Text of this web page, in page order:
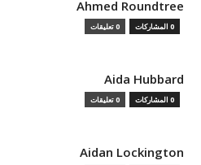
Ahmed Roundtree
0 المشاركات 0 تعليقات
Aida Hubbard
0 المشاركات 0 تعليقات
Aidan Lockington